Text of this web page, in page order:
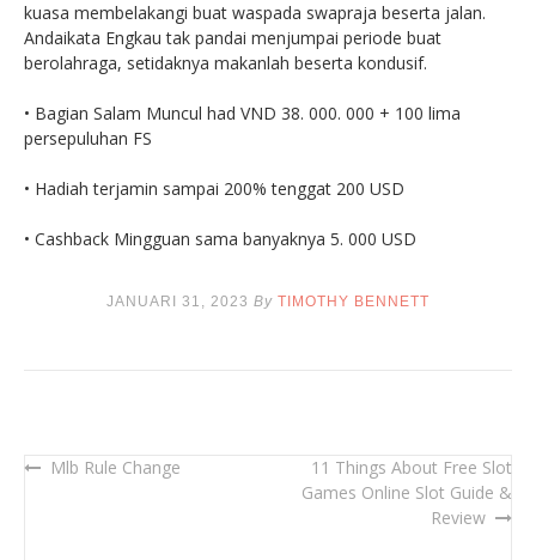
kuasa membelakangi buat waspada swapraja beserta jalan.
Andaikata Engkau tak pandai menjumpai periode buat
berolahraga, setidaknya makanlah beserta kondusif.
• Bagian Salam Muncul had VND 38. 000. 000 + 100 lima
persepuluhan FS
• Hadiah terjamin sampai 200% tenggat 200 USD
• Cashback Mingguan sama banyaknya 5. 000 USD
JANUARI 31, 2023 By TIMOTHY BENNETT
Navigasi
Mlb Rule Change
11 Things About Free Slot
Games Online Slot Guide &
Review